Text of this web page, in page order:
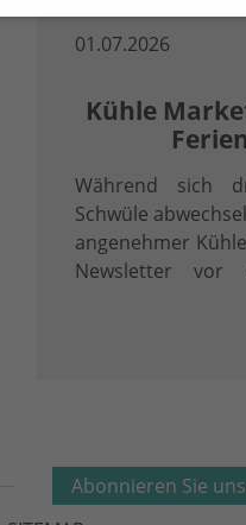
01.07.2026
Kühle
Während sich
Schwüle
angenehmer
Newsletter vor
Abonnieren Sie